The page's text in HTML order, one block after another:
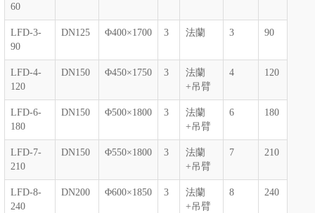
60
LFD-3-
90
DN125 Φ400×1700 3 法蘭 3 90
LFD-4-
120
DN150 Φ450×1750 3
法蘭
+吊臂
4 120
LFD-6-
180
DN150 Φ500×1800 3
法蘭
+吊臂
6 180
LFD-7-
210
DN150 Φ550×1800 3
法蘭
+吊臂
7 210
LFD-8-
240
DN200 Φ600×1850 3
法蘭
+吊臂
8 240